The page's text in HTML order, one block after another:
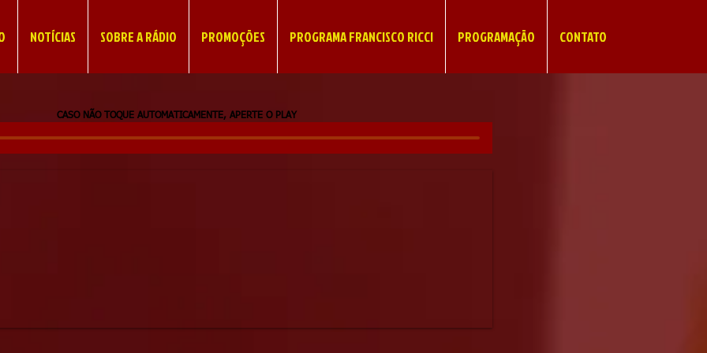
NOTÍCIAS SOBRE A RÁDIO PROMOÇÕES PROGRAMA FRANCISCO RICCI PROGRAMAÇÃO CONTATO
CASO NÃO TOQUE AUTOMATICAMENTE, APERTE O PLAY